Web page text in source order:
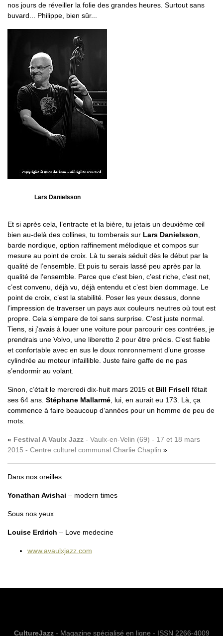
nos jours de réveiller la folie des grandes heures. Surtout sans
buvard... Philippe, bien sûr...
Lars Danielsson
Et si après cela, l’entracte et la bière, tu jetais un deuxième œil
bien au-delà des collines, tu tomberais sur Lars Danielsson
barde nordique, option raffinement mélodique et compos sur
mesure au point de croix. Là tu serais séduit dès le début par la
qualité de l’ensemble. Et puis tu serais lassé peu après par la
qualité de l’ensemble. Parce que c’est bien, c’est riche, c’est net,
c’est convenu, déjà vu, déjà entendu et c’est bien dommage. Le
point de croix, c’est la stabilité. Poser les yeux dessus, donne
l’impression de traverser un pays aux couleurs neutres où tout est
propre. Cela s’empare de toi sans surprise. C’est juste normal.
Tiens, si j’avais à louer une voiture pour parcourir ces contrées, je
prendrais une Volvo, une liberetto 2 pour être précis. C’est fiable
et confortable avec en sus le doux ronronnement d’une grosse
cylindrée au moteur infaillible. Juste faire gaffe de ne pas
s’endormir au volant.
Sinon, c’était le mercredi dix-huit mars 2015 et Bill Frisell fêtait
ses 64 ans. Stéphane Mallarmé , lui, en aurait eu 173. Là, ça
commence à faire beaucoup d’années pour un homme de peu de
mots.
Festival A Vaulx Jazz - Vaulx-en-Velin (69) - 17 et 18 mars
2015 - Centre culturel communal Charlie Chaplin
Dans nos oreilles
Yonathan Avishai – modern times
Sous nos yeux
Louise Erdrich – Love medecine
www.avaulxjazz.com
CultureJazz- Magazine spécialisé en ligne - ISSN 2266-4009